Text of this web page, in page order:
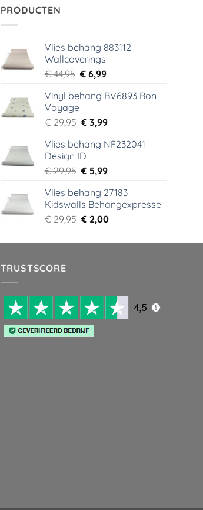
PRODUCTEN
Vlies behang 883112
Wallcoverings
€44,95 Oorspronkelijke
was:
€ 6,99Huidige
is:
Vinyl behang BV6893 Bon
Voyage
€29,95 Oorspronkelijke
was:
€ 29,95.
€ 3,99Huidige
is:
Vlies behang NF232041
Design ID
€29,95 Oorspronkelijke
was:
€ 29,95.
€ 5,99Huidige
is:
€ 5,99.
Vlies behang 27183
Kidswalls Behangexpresse
€29,95 Oorspronkelijke
was:
€ 2,00Huidige
is:
TRUSTSCORE